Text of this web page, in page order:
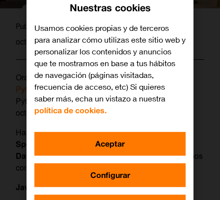
Publicado poradmin
octubre 1, 2019
Orange asistirá como patrocinador al próximo
PyConES 2019, la conferencia de la comunidad
Python española, que se celebrará del 4 al 6 de
octubre en Alicante.
Hablamos con Álvaro Romero y Javier Blanco,
Specialist Data Scientistdentro del equipo de
Data
en Orange, para averiguar más sobre lo que nos
contarán en el evento.
Javier, ¿sobre qué va a tratar vuestra charla?
Nuestras cookies
Usamos cookies propias y de terceros
para analizar cómo utilizas este sitio web y
personalizar los contenidos y anuncios
que te mostramos en base a tus hábitos
de navegación (páginas visitadas,
frecuencia de acceso, etc) Si quieres
saber más, echa un vistazo a nuestra
política de cookies.
Configurar
Aceptar